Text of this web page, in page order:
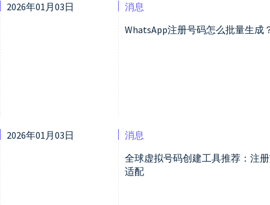
2026年01月03日
消息
WhatsApp注册号码怎么批量生成
2026年01月03日
消息
全球虚拟号码创建工具推荐：注
适配